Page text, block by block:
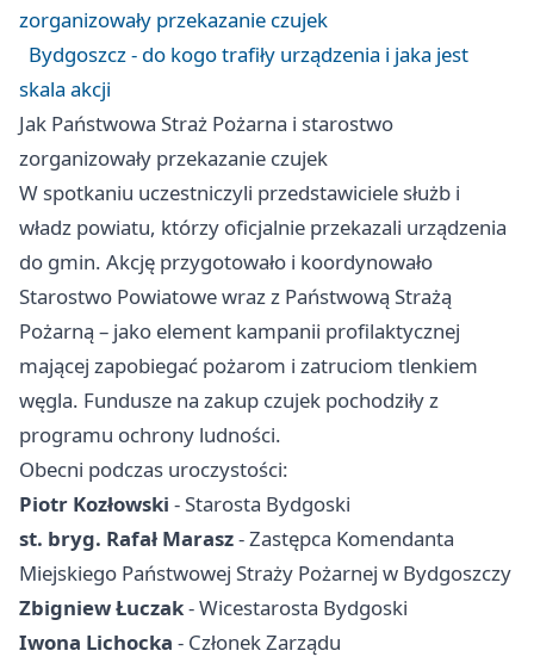
zorganizowały przekazanie czujek
Bydgoszcz - do kogo trafiły urządzenia i jaka jest
skala akcji
Jak Państwowa Straż Pożarna i starostwo
zorganizowały przekazanie czujek
W spotkaniu uczestniczyli przedstawiciele służb i
władz powiatu, którzy oficjalnie przekazali urządzenia
do gmin. Akcję przygotowało i koordynowało
Starostwo Powiatowe wraz z Państwową Strażą
Pożarną – jako element kampanii profilaktycznej
mającej zapobiegać pożarom i zatruciom tlenkiem
węgla. Fundusze na zakup czujek pochodziły z
programu ochrony ludności.
Obecni podczas uroczystości:
Piotr Kozłowski - Starosta Bydgoski
st. bryg. Rafał Marasz- Zastępca Komendanta
Miejskiego Państwowej Straży Pożarnej w Bydgoszczy
Zbigniew Łuczak- Wicestarosta Bydgoski
Iwona Lichocka - Członek Zarządu